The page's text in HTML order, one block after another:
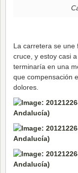
La carretera se une
cruce, y estoy casi
terminaría en una
que compensación
dolores.